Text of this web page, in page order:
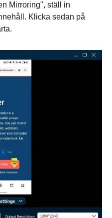
Mirroring", ställ in
Klicka sedan på